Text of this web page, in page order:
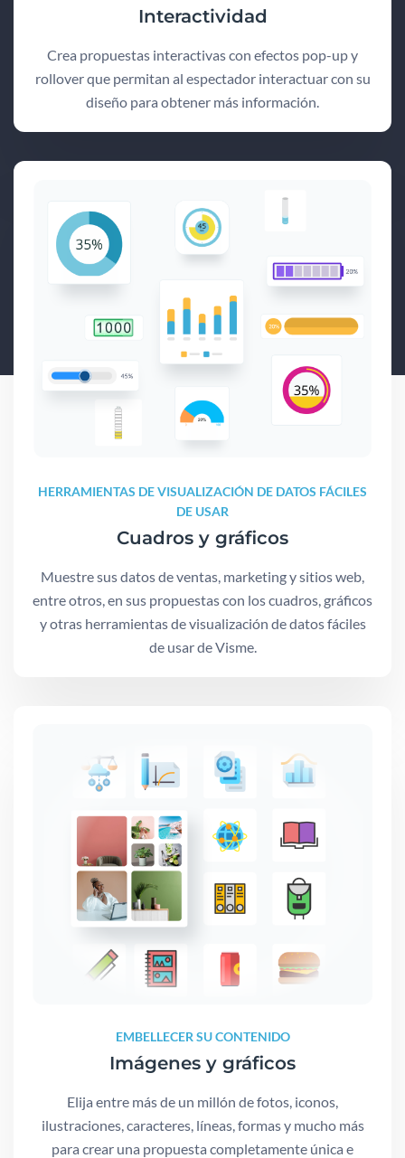
Interactividad
Crea propuestas interactivas con efectos pop-up y
rollover que permitan al espectador interactuar con su
diseño para obtener más información.
HERRAMIENTAS DE VISUALIZACIÓN DE DATOS FÁCILES
DE USAR
Cuadros y gráficos
Muestre sus datos de ventas, marketing y sitios web,
entre otros, en sus propuestas con los cuadros, gráficos
y otras herramientas de visualización de datos fáciles
de usar de Visme.
EMBELLECER SU CONTENIDO
Imágenes y gráficos
Elija entre más de un millón de fotos, iconos,
ilustraciones, caracteres, líneas, formas y mucho más
para crear una propuesta completamente única e